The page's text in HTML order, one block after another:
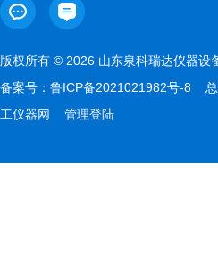
版权所有 © 2026 山东泉科瑞达仪器
备案号： 鲁ICP备2021021982号-8 总
工仪器网
管理登陆